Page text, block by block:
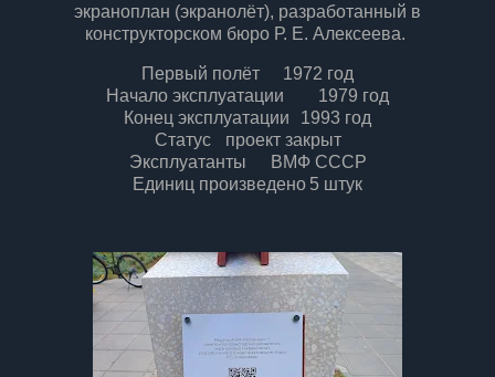
экраноплан (экранолёт), разработанный в
конструкторском бюро Р. Е. Алексеева.
Первый полёт
1972 год
Начало эксплуатации
1979 год
Конец эксплуатации
1993 год
Статус
проект закрыт
Эксплуатанты
ВМФ СССР
Единиц произведено 5 штук